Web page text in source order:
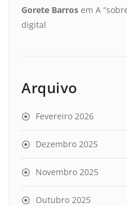
Gorete Barros em A
digital
Arquivo
Fevereiro 2026
Dezembro 2025
Novembro 2025
Outubro 2025